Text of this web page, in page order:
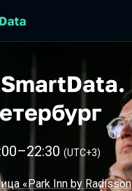
.
–22:30 (UTC+3)
«Park Inn by Radisson